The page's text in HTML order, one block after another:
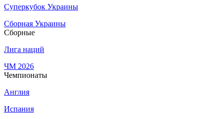
Суперкубок Украины
Сборная Украины
Сборные
Лига наций
ЧМ 2026
Чемпионаты
Англия
Испания